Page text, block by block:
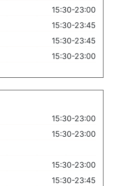
15:30-23:00
15:30-23:45
15:30-23:45
15:30-23:00
15:30-23:00
15:30-23:00
15:30-23:00
15:30-23:45